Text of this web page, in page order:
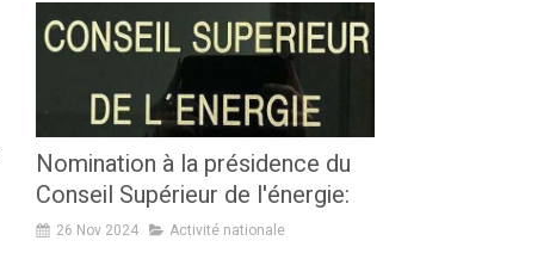
Nomination à la présidence du
Conseil Supérieur de l'énergie:
26 Nov 2024 Activité nationale